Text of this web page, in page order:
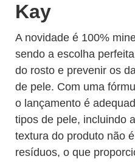
Kay
A novidade é 100%
sendo a escolha
do rosto e prevenir os
de pele. Com uma
o lançamento é
tipos de pele, incluindo
textura do produto não
resíduos, o que